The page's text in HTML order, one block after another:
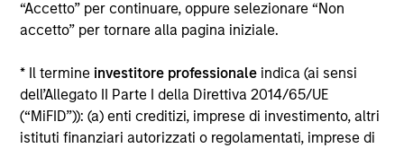
“Accetto” per continuare, oppure selezionare “Non
accetto” per tornare alla pagina iniziale.
* Il termine investitore professionale indica (ai sensi
dell’Allegato II Parte I della Direttiva 2014/65/UE
(“MiFID”)): (a) enti creditizi, imprese di investimento, altri
istituti finanziari autorizzati o regolamentati, imprese di
Alcuni documenti disponibili in questo sito possono
riguardare più comparti della gamma Morgan Stanley
sono disponibili in tutte le giurisdizioni e che i comparti non
sono disponibili per le persone residenti nelle giurisdizioni
in cui tale distribuzione o disponibilità sia contraria alle
leggi o ai regolamenti locali.